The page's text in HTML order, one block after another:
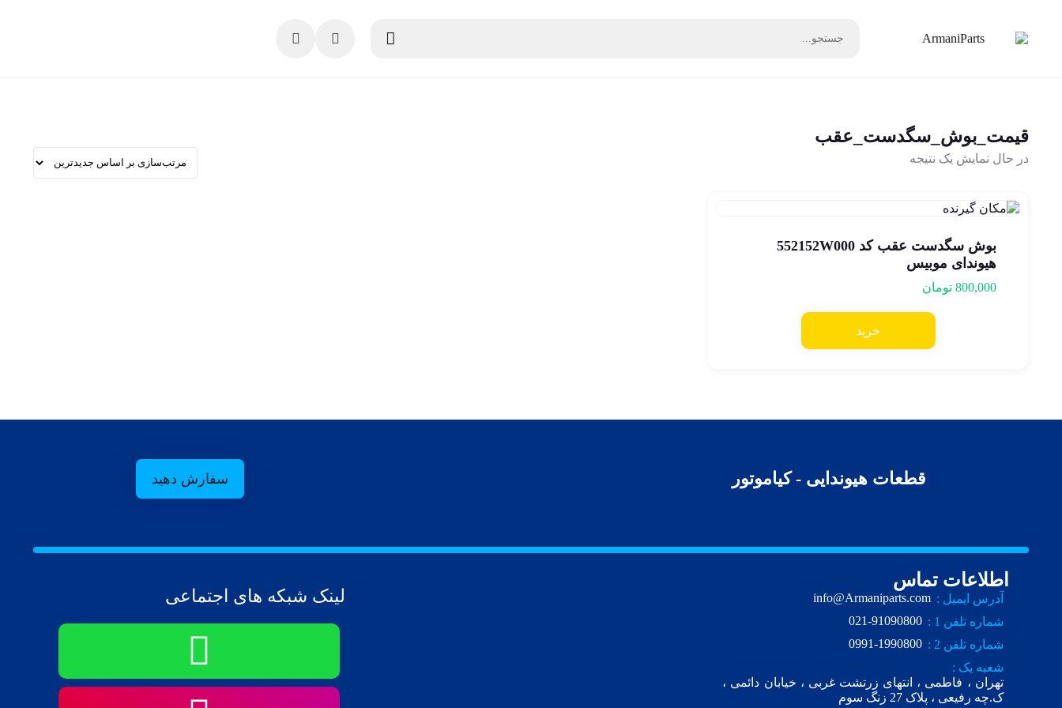
قیمت_بوش_سگدست_عقب
در حال نمایش یک نتیجه
بوش سگدست عقب کد 552152W000
هیوندای موبیس
800,000 تومان
خرید
قطعات هیوندایی - کیاموتور سفارش دهید
اطلاعات تماس
آدرس ایمیل : info@Armaniparts.com
شماره تلفن 1 :
021-91090800
شماره تلفن 2 :
0991-1990800
شعبه یک :
تهران ، فاطمی ، انتهای زرتشت غربی ، خیابان دائمی ،
ک.چه رفیعی ، پلاک 27 زنگ سوم
لینک شبکه های اجتماعی